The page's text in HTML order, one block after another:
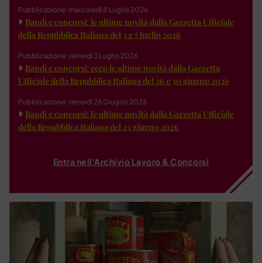
Pubblicazione: mercoledì 8 Luglio 2026
Bandi e concorsi: le ultime novità dalla Gazzetta Ufficiale
della Repubblica Italiana del 3 e 7 luglio 2026
Pubblicazione: venerdì 3 Luglio 2026
Bandi e concorsi: ecco le ultime novità dalla Gazzetta
Ufficiale della Repubblica Italiana del 26 e 30 giugno 2026
Pubblicazione: venerdì 26 Giugno 2026
Bandi e concorsi: le ultime novità dalla Gazzetta Ufficiale
della Repubblica Italiana del 23 giugno 2026
Entra nell'Archivio Lavoro & Concorsi